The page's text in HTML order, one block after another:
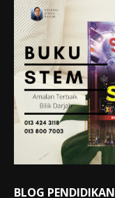
BLOG PENDIDIKAN